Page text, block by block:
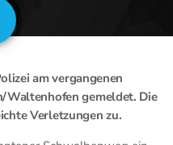
am vergangenen
Waltenhofen gemeldet. Die
Verletzungen zu.